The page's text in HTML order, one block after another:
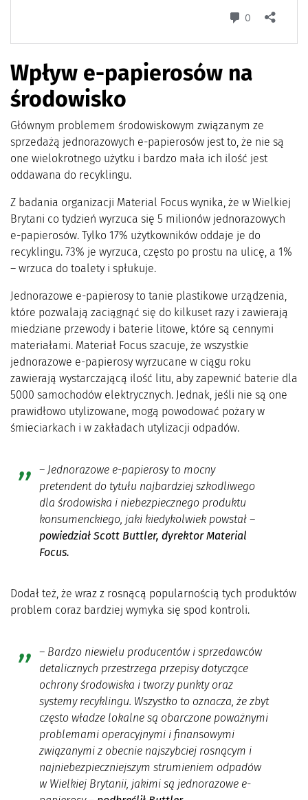
Wpływ e-papierosów na
środowisko
Głównym problemem środowiskowym związanym ze
sprzedażą jednorazowych e-papierosów jest to, że nie są
one wielokrotnego użytku i bardzo mała ich ilość jest
oddawana do recyklingu.
Z badania organizacji Material Focus wynika, że w Wielkiej
Brytani co tydzień wyrzuca się 5 milionów jednorazowych
e-papierosów. Tylko 17% użytkowników oddaje je do
recyklingu. 73% je wyrzuca, często po prostu na ulicę, a 1%
– wrzuca do toalety i spłukuje.
Jednorazowe e-papierosy to tanie plastikowe urządzenia,
które pozwalają zaciągnąć się do kilkuset razy i zawierają
miedziane przewody i baterie litowe, które są cennymi
materiałami. Materiał Focus szacuje, że wszystkie
jednorazowe e-papierosy wyrzucane w ciągu roku
zawierają wystarczającą ilość litu, aby zapewnić baterie dla
5000 samochodów elektrycznych. Jednak, jeśli nie są one
prawidłowo utylizowane, mogą powodować pożary w
śmieciarkach i w zakładach utylizacji odpadów.
– Jednorazowe e-papierosy to mocny
pretendent do tytułu najbardziej szkodliwego
dla środowiska i niebezpiecznego produktu
konsumenckiego, jaki kiedykolwiek powstał –
powiedział Scott Buttler, dyrektor Material
Focus.
Dodał też, że wraz z rosnącą popularnością tych produktów
problem coraz bardziej wymyka się spod kontroli.
– Bardzo niewielu producentów i sprzedawców
detalicznych przestrzega przepisy dotyczące
ochrony środowiska i tworzy punkty oraz
systemy recyklingu. Wszystko to oznacza, że zbyt
często władze lokalne są obarczone poważnymi
problemami operacyjnymi i finansowymi
związanymi z obecnie najszybciej rosnącym i
najniebezpieczniejszym strumieniem odpadów
w Wielkiej Brytanii, jakimi są jednorazowe e-